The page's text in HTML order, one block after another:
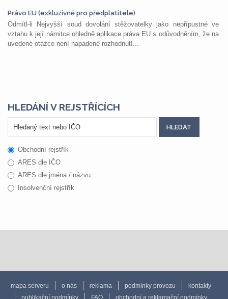
Právo EU (exkluzivně pro předplatitele)
Odmítl-li Nejvyšší soud dovolání stěžovatelky jako nepřípustné ve
vztahu k její námitce ohledně aplikace práva EU s odůvodněním, že na
uvedené otázce není napadené rozhodnutí...
HLEDÁNÍ V REJSTŘÍCÍCH
Obchodní rejstřík
ARES dle IČO
ARES dle jména / názvu
Insolvenční rejstřík
mapa serveru o nás reklama podmínky provozu
kontakty
publikační podmínky
FAQ obchodní a reklamační podmínky